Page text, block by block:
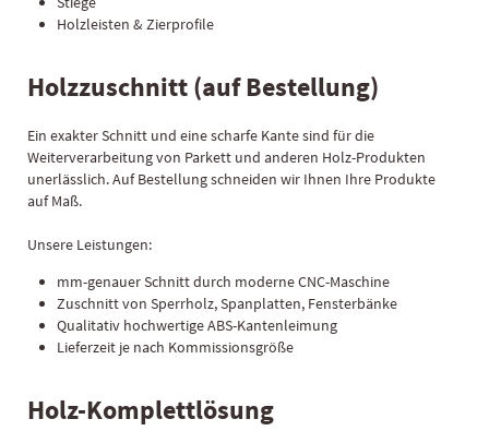
Holzleisten & Zierprofile
Holzzuschnitt (auf Bestellung)
Ein exakter Schnitt und eine scharfe Kante sind für die
Weiterverarbeitung von Parkett und anderen Holz-Produkten
unerlässlich. Auf Bestellung schneiden wir Ihnen Ihre Produkte
auf Maß.
Unsere Leistungen:
mm-genauer Schnitt durch moderne CNC-Maschine
Zuschnitt von Sperrholz, Spanplatten, Fensterbänke
Qualitativ hochwertige ABS-Kantenleimung
Lieferzeit je nach Kommissionsgröße
Holz-Komplettlösung